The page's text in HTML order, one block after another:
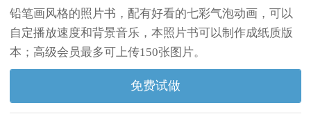
铅笔画风格的照片书，配有好看的七彩气泡动画，可以
自定播放速度和背景音乐，本照片书可以制作成纸质版
本；高级会员最多可上传150张图片。
免费试做